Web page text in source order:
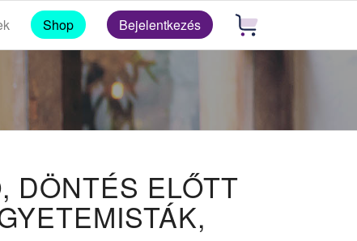
Shop Bejelentkezés
DÖNTÉS ELŐTT